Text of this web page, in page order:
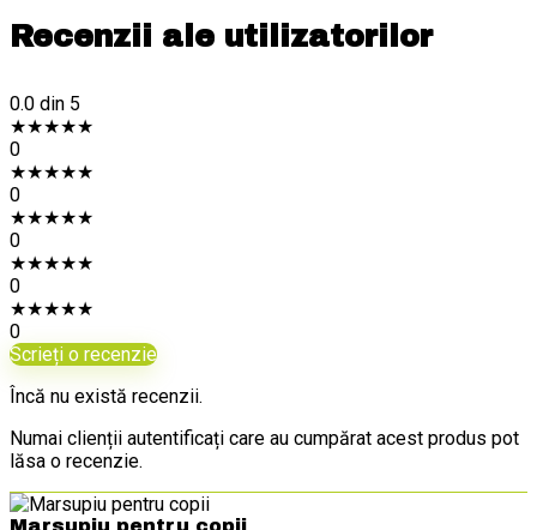
Recenzii ale utilizatorilor
0.0 din 5
★★★★★
0
★★★★★
0
★★★★★
0
★★★★★
0
★★★★★
0
Scrieți o recenzie
Încă nu există recenzii.
Numai clienții autentificați care au cumpărat acest produs pot
lăsa o recenzie.
Marsupiu pentru copii